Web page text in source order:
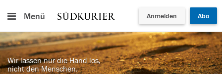
Menü Anmelden Abo
Wir lassen nur die Hand los,
nicht den Menschen.